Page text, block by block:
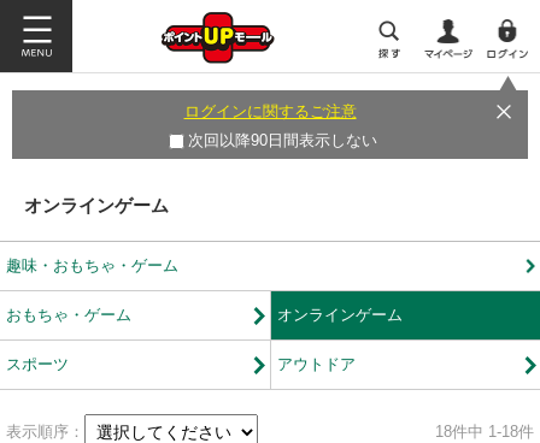
ログインに関するご注意
次回以降90日間表示しない
オンラインゲーム
趣味・おもちゃ・ゲーム
おもちゃ・ゲーム オンラインゲーム
スポーツ アウトドア
表示順序： 18件中 1-18件